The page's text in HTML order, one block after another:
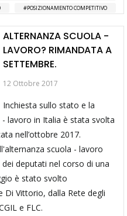
POSIZIONAMENTO COMPETITIVO
ALTERNANZA SCUOLA -
LAVORO? RIMANDATA A
SETTEMBRE.
12 Ottobre 2017
Inchiesta sullo stato e la
lavoro in Italia è stata svolta
nell’ottobre 2017.
scuola - lavoro
deputati nel corso di una
è stato svolto
Di Vittorio, dalla Rete degli
e FLC.